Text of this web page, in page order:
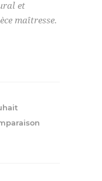
et
maîtresse.